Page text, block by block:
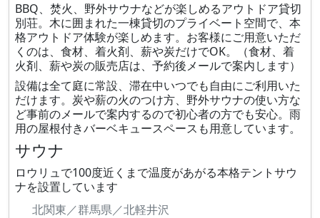
BBQ、焚火、野外サウナなどが楽しめるアウトドア貸切
別荘。木に囲まれた一棟貸切のプライベート空間で、本
格アウトドア体験が楽しめます。お客様にご用意いただ
くのは、食材、着火剤、薪や炭だけでOK。（食材、着
火剤、薪や炭の販売店は、予約後メールで案内します）
設備は全て庭に常設、滞在中いつでも自由にご利用いた
だけます。炭や薪の火のつけ方、野外サウナの使い方な
ど事前のメールで案内するので初心者の方でも安心。雨
用の屋根付きバーベキュースペースも用意しています。
サウナ
ロウリュで100度近くまで温度があがる本格テントサウ
ナを設置しています
北関東／群馬県／北軽井沢